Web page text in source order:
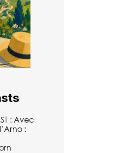
: Avec
: